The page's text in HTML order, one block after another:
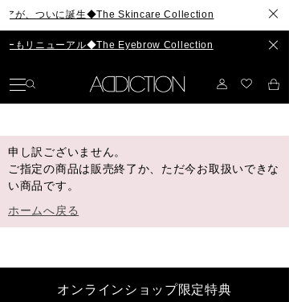
アが、ついに誕生◆The Skincare Collection
ーもリニューアル◆The Eyebrow Collection
申し訳ございません。
ご指定の商品は販売終了か、ただ今お取扱いできな
い商品です。
ホームへ戻る
オンラインショップ限定特典